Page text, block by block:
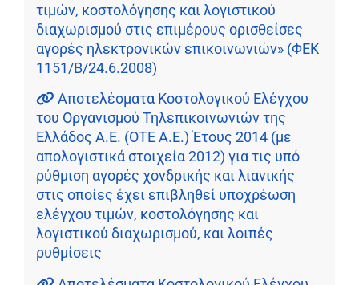
τιμών, κοστολόγησης και λογιστικού
διαχωρισμού στις επιμέρους ορισθείσες
αγορές ηλεκτρονικών επικοινωνιών» (ΦΕΚ
1151/Β/24.6.2008)
Αποτελέσματα Κοστολογικού Ελέγχου
του Οργανισμού Τηλεπικοινωνιών της
Ελλάδος Α.Ε. (ΟΤΕ Α.Ε.) Έτους 2014 (με
απολογιστικά στοιχεία 2012) για τις υπό
ρύθμιση αγορές χονδρικής και λιανικής
στις οποίες έχει επιβληθεί υποχρέωση
ελέγχου τιμών, κοστολόγησης και
λογιστικού διαχωρισμού, και λοιπές
ρυθμίσεις